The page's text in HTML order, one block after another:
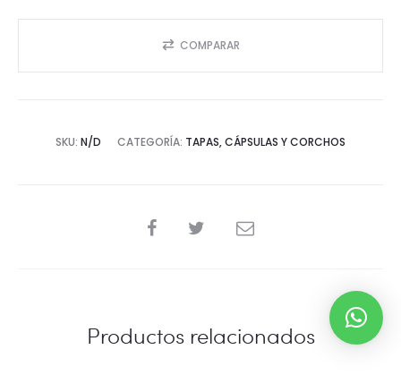
COMPARAR
SKU: N/D CATEGORÍA: TAPAS, CÁPSULAS Y CORCHOS
SHARE
Productos relacionados